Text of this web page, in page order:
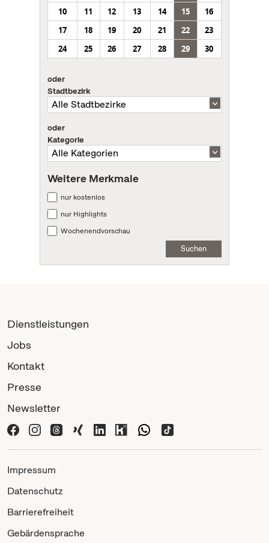
10
11 12 13 14 15
16
17
18 19 20 21 22
23
24
25 26 27 28 29 30
oder
Stadtbezirk
oder
Kategorie
Weitere Merkmale
nur kostenlos
nur Highlights
Wochenendvorschau
Suchen
Dienstleistungen
Jobs
Kontakt
Presse
Newsletter
Impressum
Datenschutz
Barrierefreiheit
Gebärdensprache